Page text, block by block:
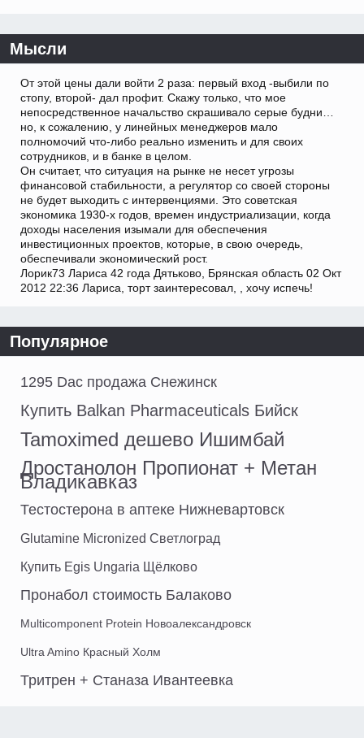
Мысли
От этой цены дали войти 2 раза: первый вход -выбили по
стопу, второй- дал профит. Скажу только, что мое
непосредственное начальство скрашивало серые будни…
но, к сожалению, у линейных менеджеров мало
полномочий что-либо реально изменить и для своих
сотрудников, и в банке в целом.
Он считает, что ситуация на рынке не несет угрозы
финансовой стабильности, а регулятор со своей стороны
не будет выходить с интервенциями. Это советская
экономика 1930-х годов, времен индустриализации, когда
доходы населения изымали для обеспечения
инвестиционных проектов, которые, в свою очередь,
обеспечивали экономический рост.
Лорик73 Лариса 42 года Дятьково, Брянская область 02 Окт
2012 22:36 Лариса, торт заинтересовал, , хочу испечь!
Популярное
1295 Dac продажа Снежинск
Купить Balkan Pharmaceuticals Бийск
Tamoximed дешево Ишимбай
Дростанолон Пропионат + Метан
Владикавказ
Тестостерона в аптеке Нижневартовск
Glutamine Micronized Светлоград
Купить Egis Ungaria Щёлково
Пронабол стоимость Балаково
Multicomponent Protein Новоалександровск
Ultra Amino Красный Холм
Тритрен + Станаза Ивантеевка